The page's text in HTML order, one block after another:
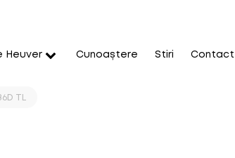
Heuver Cunoaștere Stiri Contact
TL